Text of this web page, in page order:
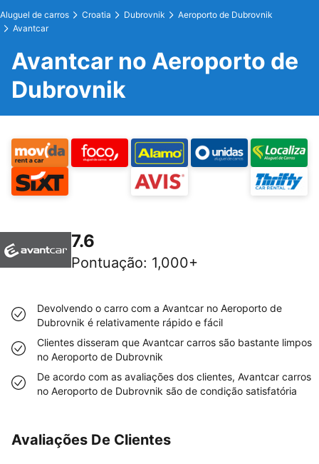
Aluguel de carros Croatia Dubrovnik
Aeroporto de Dubrovnik
Avantcar
Avantcar no Aeroporto de
Dubrovnik
7.6
Pontuação: 1,000+
Devolvendo o carro com a Avantcar no Aeroporto de
Dubrovnik é relativamente rápido e fácil
Clientes disseram que Avantcar carros são bastante limpos
no Aeroporto de Dubrovnik
De acordo com as avaliações dos clientes, Avantcar carros
no Aeroporto de Dubrovnik são de condição satisfatória
Avaliações De Clientes